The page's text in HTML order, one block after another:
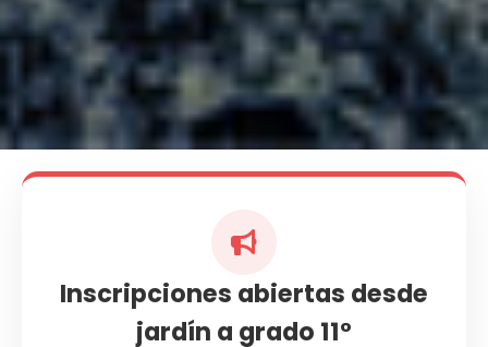
Inscripciones abiertas desde
jardín a grado 11°